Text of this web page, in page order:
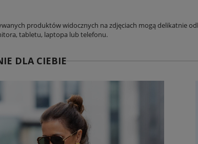
produktów widocznych na zdjęciach mogą delikatnie
tabletu, laptopa lub telefonu.